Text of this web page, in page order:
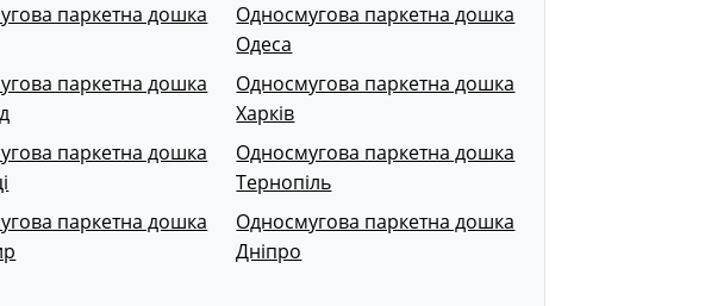
паркетна дошка
Односмугова паркетна дошка
Одеса
паркетна дошка
Односмугова паркетна дошка
Харків
паркетна дошка
Односмугова паркетна дошка
Тернопіль
паркетна дошка
Односмугова паркетна дошка
Дніпро